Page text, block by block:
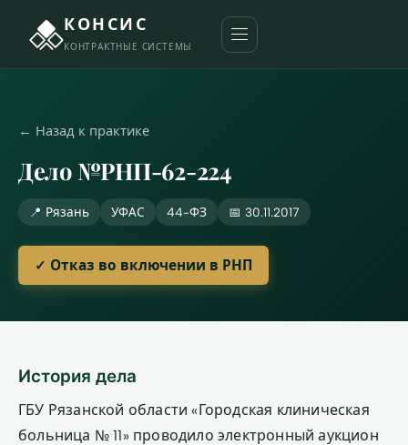
КОНСИС
КОНТРАКТНЫЕ СИСТЕМЫ
← Назад к практике
Дело №РНП-62-224
📍 Рязань УФАС 44-ФЗ 📅 30.11.2017
✓ Отказ во включении в РНП
История дела
ГБУ Рязанской области «Городская клиническая
больница № 11» проводило электронный аукцион